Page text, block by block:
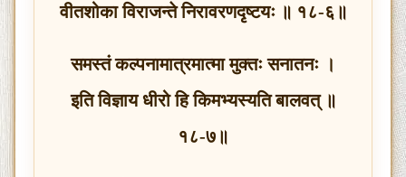
वीतशोका विराजन्ते निरावरणदृष्टयः ॥ १८-६॥
समस्तं कल्पनामात्रमात्मा मुक्तः सनातनः ।
इति विज्ञाय धीरो हि किमभ्यस्यति बालवत् ॥
१८-७॥